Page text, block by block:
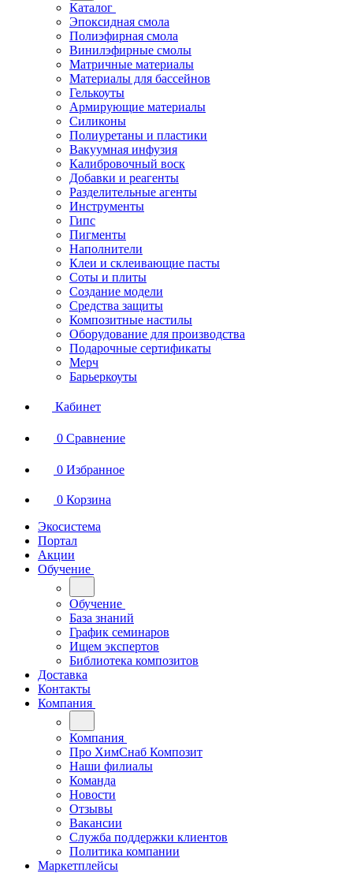
Каталог
Эпоксидная смола
Полиэфирная смола
Винилэфирные смолы
Матричные материалы
Материалы для бассейнов
Гелькоуты
Армирующие материалы
Силиконы
Полиуретаны и пластики
Вакуумная инфузия
Калибровочный воск
Добавки и реагенты
Разделительные агенты
Инструменты
Гипс
Пигменты
Наполнители
Клеи и склеивающие пасты
Соты и плиты
Создание модели
Средства защиты
Композитные настилы
Оборудование для производства
Подарочные сертификаты
Мерч
Барьеркоуты
Кабинет
0 Сравнение
0 Избранное
0 Корзина
Экосистема
Портал
Акции
Обучение
Обучение
База знаний
График семинаров
Ищем экспертов
Библиотека композитов
Доставка
Контакты
Компания
Компания
Про ХимСнаб Композит
Наши филиалы
Команда
Новости
Отзывы
Вакансии
Служба поддержки клиентов
Политика компании
Маркетплейсы